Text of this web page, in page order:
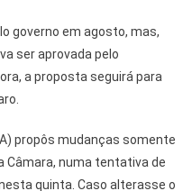
governo em agosto, mas,
ser aprovada pelo
a proposta seguirá para
propôs mudanças somente
Câmara, numa tentativa de
quinta. Caso alterasse o